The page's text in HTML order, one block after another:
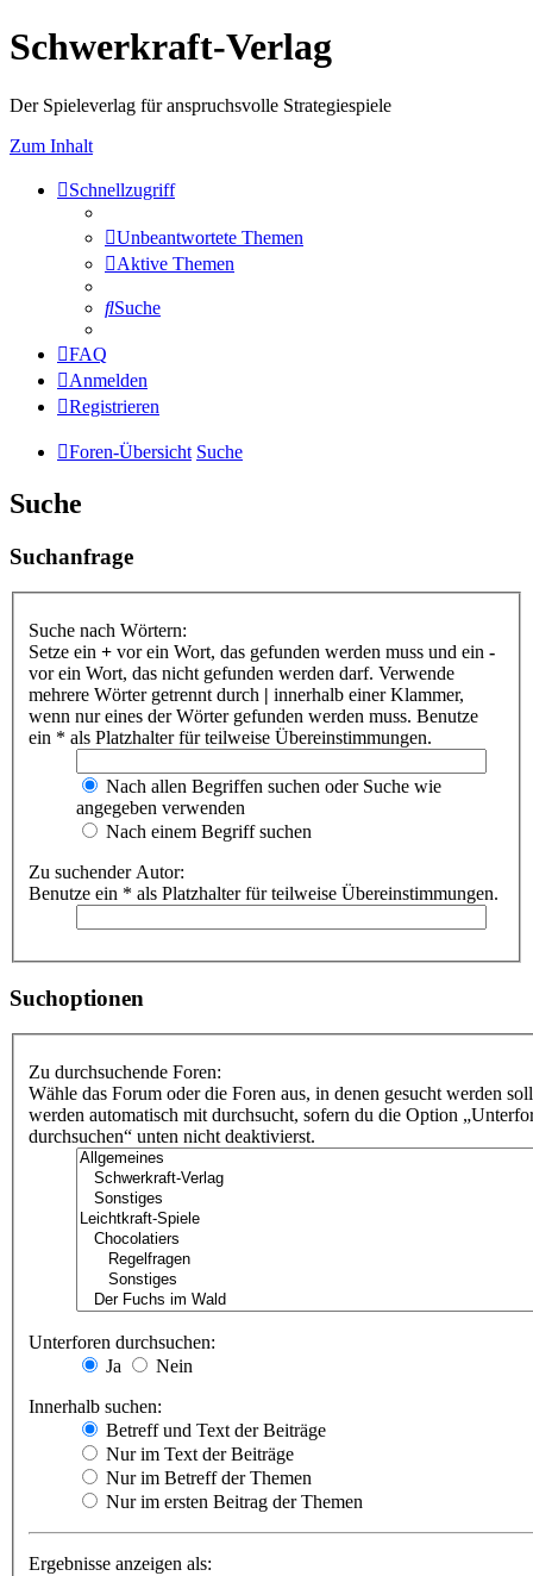
Schwerkraft-Verlag
Der Spieleverlag für anspruchsvolle Strategiespiele
Zum Inhalt
Schnellzugriff
Unbeantwortete Themen
Aktive Themen
Suche
FAQ
Anmelden
Registrieren
Foren-Übersicht Suche
Suche
Suchanfrage
Suche nach Wörtern:
Setze ein + vor ein Wort, das gefunden werden muss und ein -
vor ein Wort, das nicht gefunden werden darf. Verwende
mehrere Wörter getrennt durch | innerhalb einer Klammer,
wenn nur eines der Wörter gefunden werden muss. Benutze
ein * als Platzhalter für teilweise Übereinstimmungen.
Nach allen Begriffen suchen oder Suche wie
angegeben verwenden
Nach einem Begriff suchen
Zu suchender Autor:
Benutze ein * als Platzhalter für teilweise Übereinstimmungen.
Suchoptionen
Zu durchsuchende Foren:
Wähle das Forum oder die Foren aus, in denen gesucht werden
werden automatisch mit durchsucht, sofern du die Option
durchsuchen“ unten nicht deaktivierst.
Unterforen durchsuchen:
Ja
Nein
Innerhalb suchen:
Betreff und Text der Beiträge
Nur im Text der Beiträge
Nur im Betreff der Themen
Nur im ersten Beitrag der Themen
Ergebnisse anzeigen als: